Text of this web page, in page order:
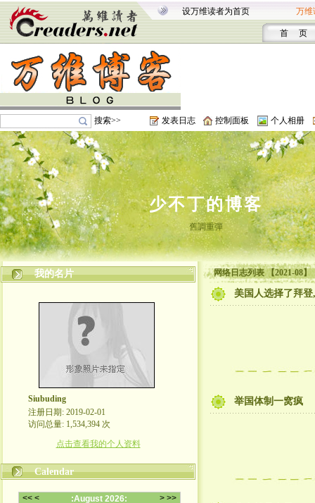
设万维读者为首页 万维
首 页
搜索>> 发表日志 控制面板 个人相册
少不丁的博客
舊調重彈
我的名片
Siubuding
注册日期: 2019-02-01
访问总量: 1,534,394 次
点击查看我的个人资料
Calendar
网络日志列表 【2021-08】
美国人选择了拜
举国体制一窝疯